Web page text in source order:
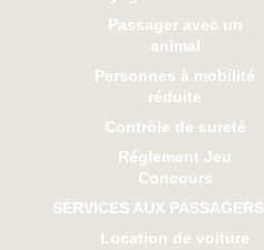
Passager avec un
animal
Personnes à mobilité
réduite
Contrôle de sureté
Réglement Jeu
Concours
SERVICES AUX PASSAGERS
Location de voiture